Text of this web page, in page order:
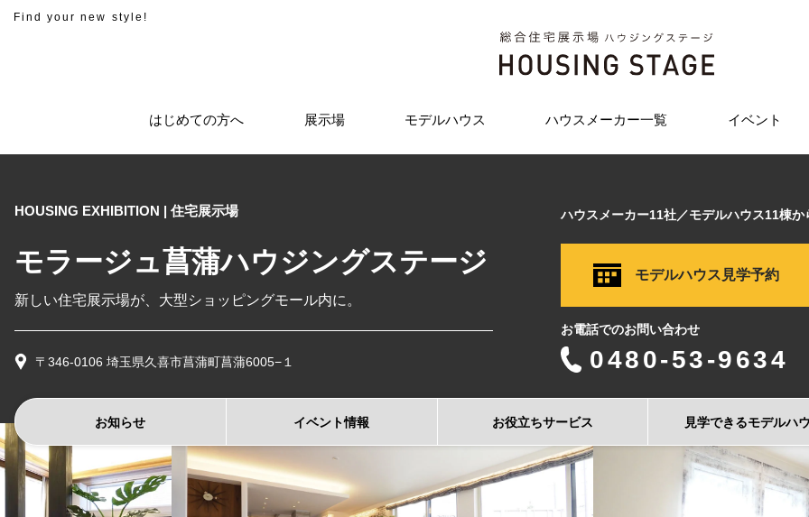
Find your new style!
はじめての方へ 展示場 モデルハウス ハウスメーカー一覧 イベント
HOUSING EXHIBITION | 住宅展示場
モラージュ菖蒲ハウジングステージ
新しい住宅展示場が、大型ショッピングモール内に。
〒346-0106 埼玉県久喜市菖蒲町菖蒲6005−１
ハウスメーカー11社／モデルハウス11棟
モデルハウス見学予約
お電話でのお問い合わせ
0480-53-9634
お知らせ イベント情報 お役立ちサービス 見学できるモデルハ